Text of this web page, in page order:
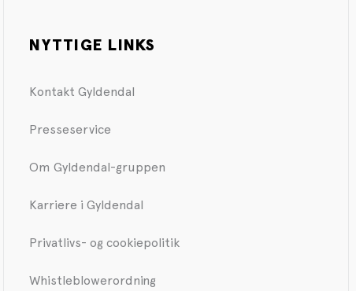
NYTTIGE LINKS
Kontakt Gyldendal
Presseservice
Om Gyldendal-gruppen
Karriere i Gyldendal
Privatlivs- og cookiepolitik
Whistleblowerordning